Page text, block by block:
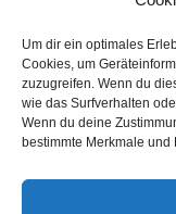
Um dir ein optimales
Cookies, um
zuzugreifen. Wenn du
wie das Surfverhalten
Wenn du deine
bestimmte Merkmale
Ausgabe verpasst?